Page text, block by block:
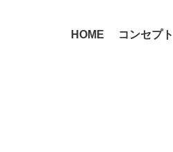
HOME コンセプト